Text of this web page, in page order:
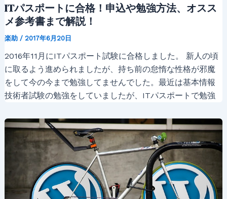
ITパスポートに合格！申込や勉強方法、オスス
メ参考書まで解説！
楽助 / 2017年6月20日
2016年11月にITパスポート試験に合格しました。 新人の頃
に取るよう進められましたが、持ち前の怠惰な性格が邪魔
をして今の今まで勉強してませんでした。最近は基本情報
技術者試験の勉強をしていましたが、ITパスポートで勉強